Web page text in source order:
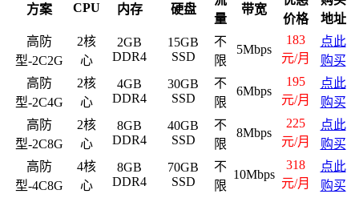
方案 CPU 内存 硬盘
量
带宽
价格
地址
高防
型-2C2G
2核
心
2GB
DDR4
15GB
SSD
不
限
5Mbps
183
元/月
点此
购买
高防
型-2C4G
2核
心
4GB
DDR4
30GB
SSD
不
限
6Mbps
195
元/月
点此
购买
高防
型-2C8G
2核
心
8GB
DDR4
40GB
SSD
不
限
8Mbps
225
元/月
点此
购买
高防
型-4C8G
4核
心
8GB
DDR4
70GB
SSD
不
限
10Mbps
318
元/月
点此
购买